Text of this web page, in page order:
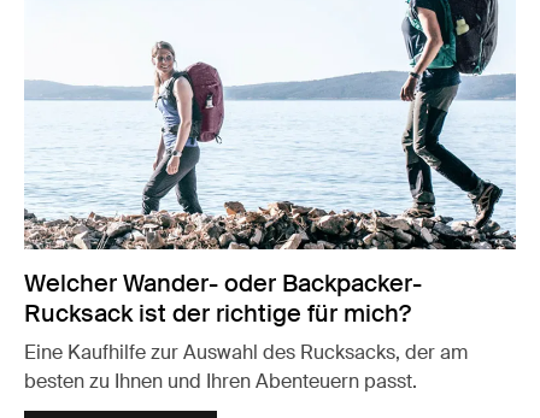
Welcher Wander- oder Backpacker-
Rucksack ist der richtige für mich?
Eine Kaufhilfe zur Auswahl des Rucksacks, der am
besten zu Ihnen und Ihren Abenteuern passt.